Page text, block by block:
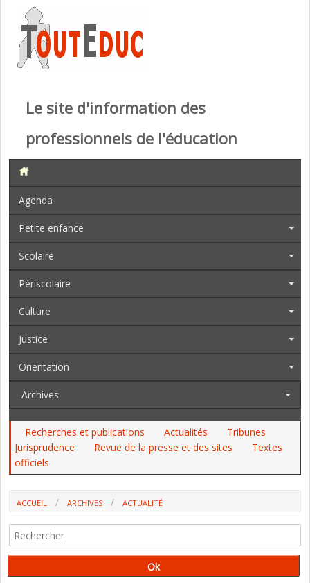
Le site d'information des
professionnels de l'éducation
Agenda
Petite enfance
Scolaire
Périscolaire
Culture
Justice
Orientation
Archives
Recherches et publications Actualités
Tribunes
Jurisprudence
Revue de la presse et des sites
Textes
officiels
ACCUEIL ARCHIVES
ACTUALITÉ
CHEZ LES APPRENTIS (DEPP)